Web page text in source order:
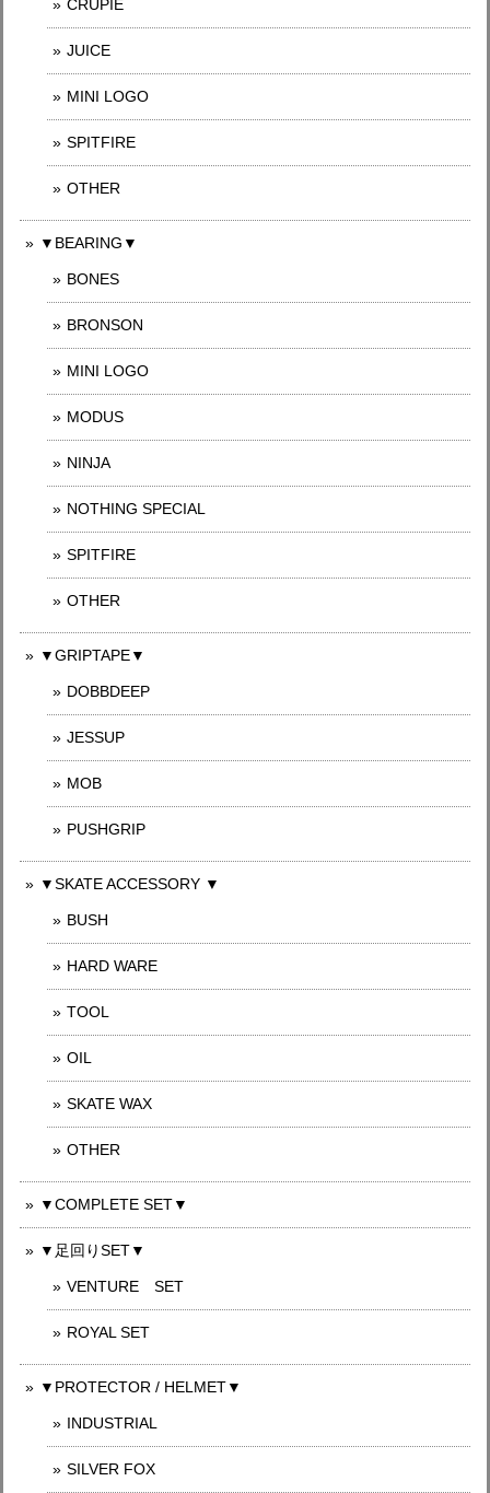
CRUPIE
JUICE
MINI LOGO
SPITFIRE
OTHER
▼BEARING▼
BONES
BRONSON
MINI LOGO
MODUS
NINJA
NOTHING SPECIAL
SPITFIRE
OTHER
▼GRIPTAPE▼
DOBBDEEP
JESSUP
MOB
PUSHGRIP
▼SKATE ACCESSORY ▼
BUSH
HARD WARE
TOOL
OIL
SKATE WAX
OTHER
▼COMPLETE SET▼
▼足回りSET▼
VENTURE SET
ROYAL SET
▼PROTECTOR / HELMET▼
INDUSTRIAL
SILVER FOX